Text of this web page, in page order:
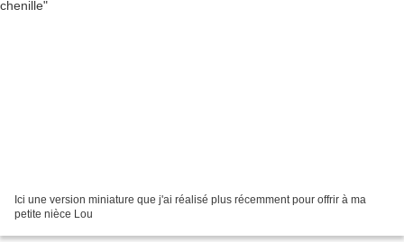
Ici une version miniature que j'ai réalisé plus récemment pour offrir à ma
petite nièce Lou